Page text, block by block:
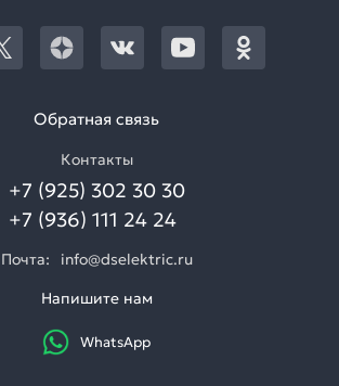
Обратная связь
Контакты
+7 (925) 302 30 30
+7 (936) 111 24 24
Почта:
info@dselektric.ru
Напишите нам
WhatsApp